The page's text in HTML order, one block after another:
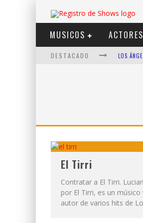
MUSICOS ACTORES
DESTACADO LOS
DUKI
El Tirri
Contratar a El Tirri.
por El Tirri, es un
autor de varios hits de